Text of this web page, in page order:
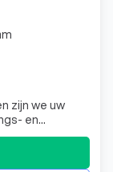
zijn we uw
en
in de branche,
en
bent naar